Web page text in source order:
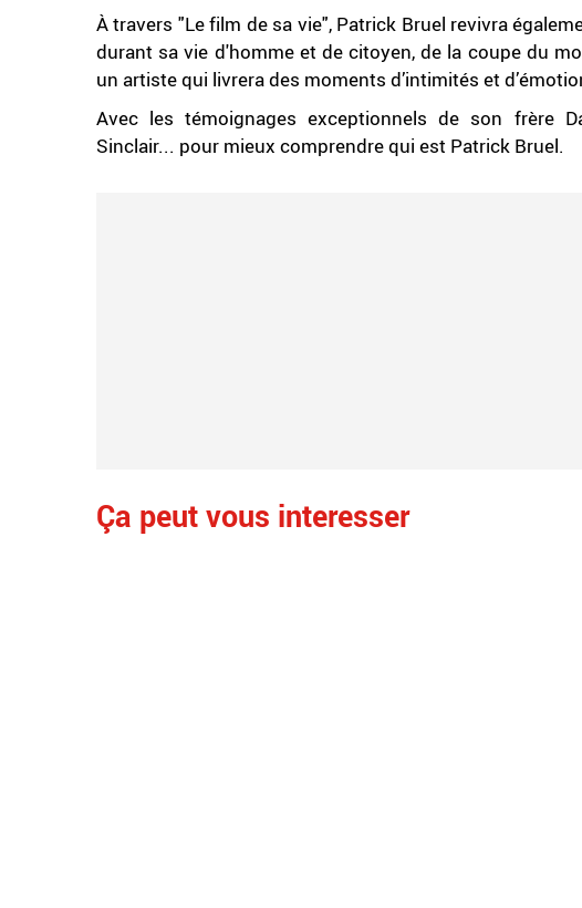
À travers "Le film de sa vie", Patrick Bruel revivra
durant sa vie d'homme et de citoyen, de la coupe du
un artiste qui livrera des moments d’intimités et
Avec les témoignages exceptionnels de son frère
Sinclair... pour mieux comprendre qui est Patrick Bruel.
Ça peut vous interesser